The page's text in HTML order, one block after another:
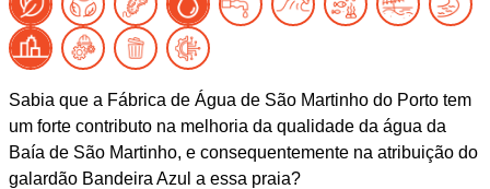
Sabia que a Fábrica de Água de São Martinho do Porto tem
um forte contributo na melhoria da qualidade da água da
Baía de São Martinho, e consequentemente na atribuição do
galardão Bandeira Azul a essa praia?